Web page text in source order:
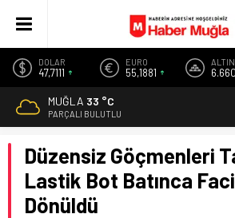
DOLAR
47,7111
EURO
55,1881
ALTIN
MUĞLA 33 °C
PARÇALI BULUTLU
Düzensiz Göçmenleri
Lastik Bot Batınca
Dönüldü